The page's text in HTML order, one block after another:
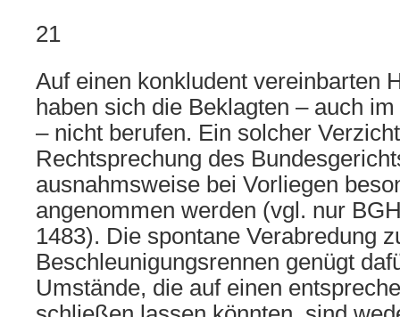
21
Auf einen konkludent vereinbarten
haben sich die Beklagten – auch
– nicht berufen. Ein solcher
Rechtsprechung des
ausnahmsweise bei Vorliegen
angenommen werden (vgl. nur
1483). Die spontane Verabredung
Beschleunigungsrennen genügt
Umstände, die auf einen